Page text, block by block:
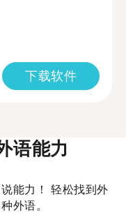
下载软件
语能力
能力！ 轻松找到外
外语。